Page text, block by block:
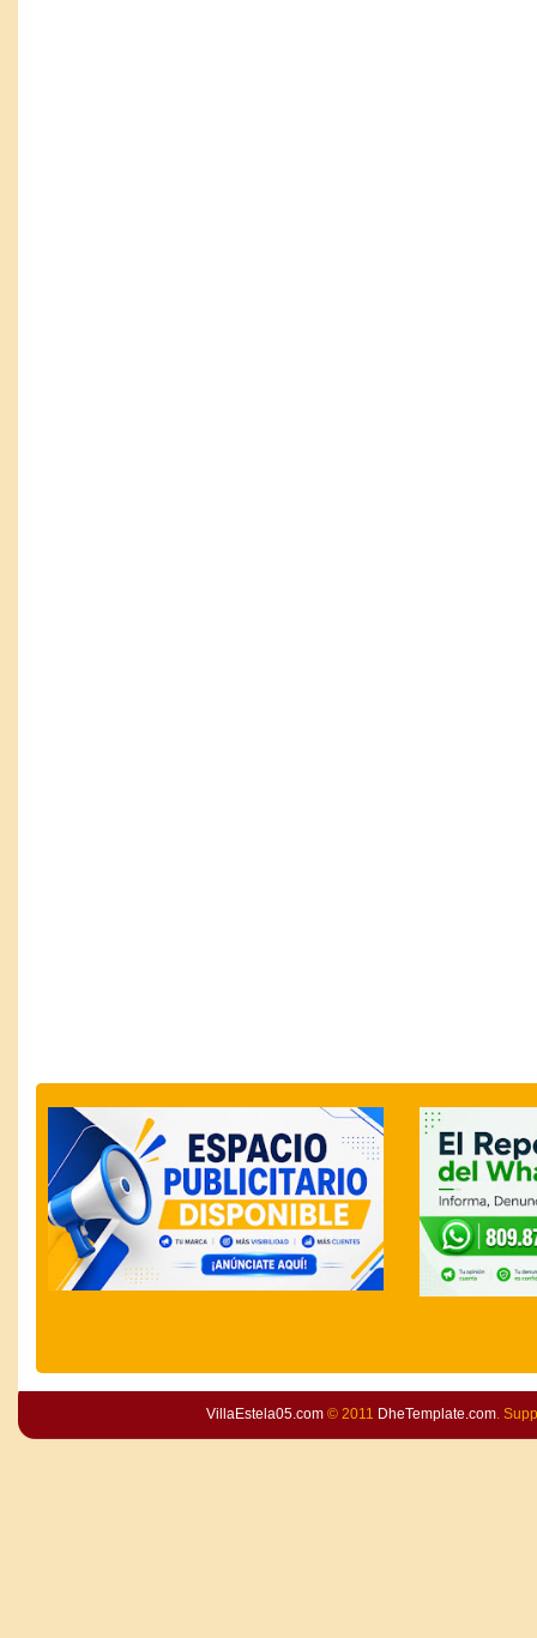
VillaEstela05.com© 2011 DheTemplate.com.